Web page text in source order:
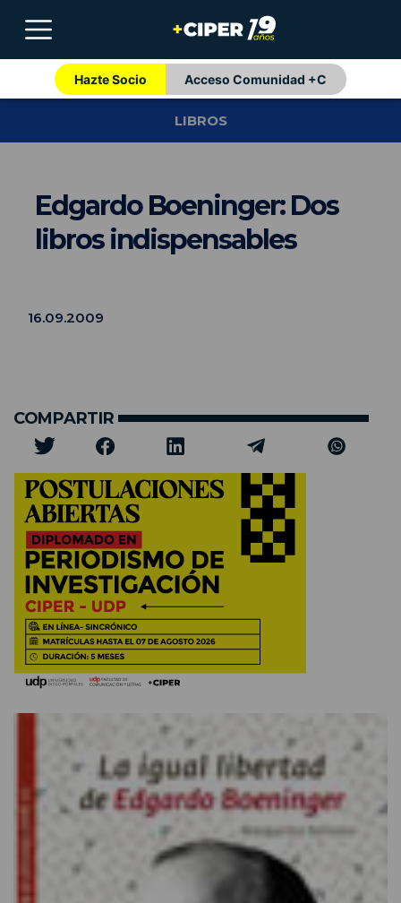
Hazte Socio Acceso Comunidad +C
LIBROS
Edgardo Boeninger: Dos
libros indispensables
16.09.2009
COMPARTIR